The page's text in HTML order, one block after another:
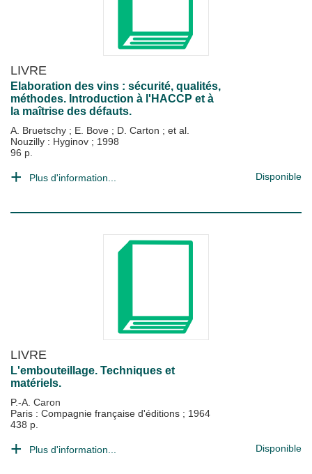
LIVRE
Elaboration des vins : sécurité, qualités,
méthodes. Introduction à l'HACCP et à
la maîtrise des défauts.
A. Bruetschy ; E. Bove ; D. Carton ; et al.
Nouzilly : Hyginov ; 1998
96 p.
Plus d'information... Disponible
LIVRE
L'embouteillage. Techniques et
matériels.
P.-A. Caron
Paris : Compagnie française d'éditions ; 1964
438 p.
Plus d'information... Disponible